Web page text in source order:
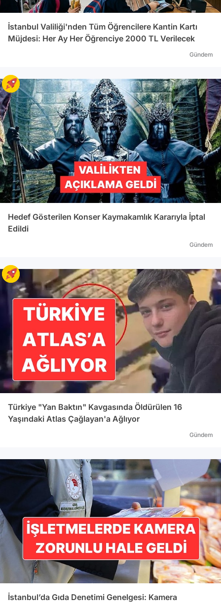
İstanbul Valiliği'nden Tüm Öğrencilere Kantin Kartı
Müjdesi: Her Ay Her Öğrenciye 2000 TL Verilecek
Gündem
Hedef Gösterilen Konser Kaymakamlık Kararıyla İptal
Edildi
Gündem
Türkiye "Yan Baktın" Kavgasında Öldürülen 16
Yaşındaki Atlas Çağlayan'a Ağlıyor
Gündem
İstanbul’da Gıda Denetimi Genelgesi: Kamera